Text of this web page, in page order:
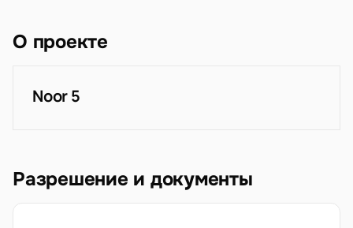
О проекте
Noor 5
Разрешение и документы